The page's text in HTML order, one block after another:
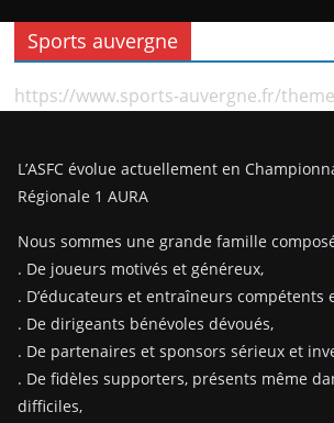
Sports auvergne
https://www.sports-auvergne.fr/
L’ASFC évolue actuellement en
Régionale 1 AURA
Nous sommes une grande famille
. De joueurs motivés et généreux,
. D’éducateurs et entraîneurs compétents
. De dirigeants bénévoles dévoués,
. De partenaires et sponsors sérieux et
. De fidèles supporters, présents même
difficiles,